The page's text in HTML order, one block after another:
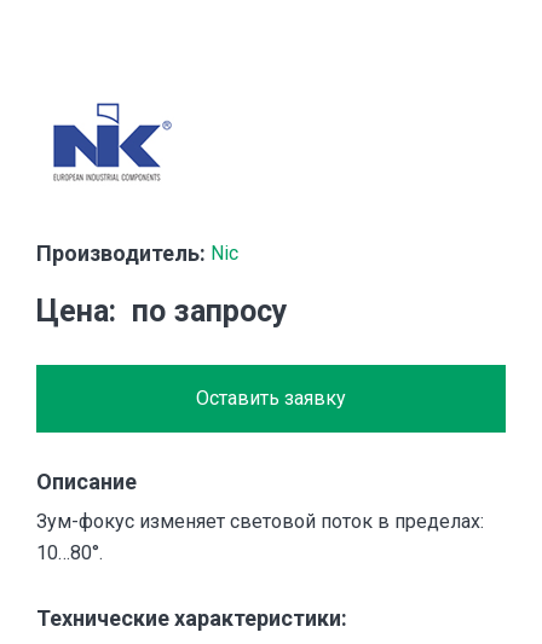
Производитель: Nic
Цена по запросу
Оставить заявку
Описание
Зум-фокус изменяет световой поток в пределах:
10…80°.
Технические характеристики: